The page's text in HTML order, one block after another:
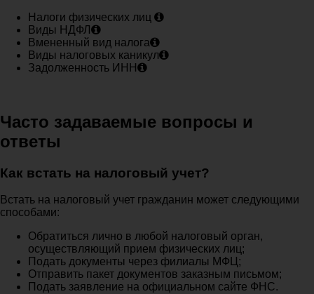
Налоги физических лиц
Виды НДФЛ
Вмененный вид налога
Виды налоговых каникул
Задолженность ИНН
Часто задаваемые вопросы и
ответы
Как встать на налоговый учет?
Встать на налоговый учет гражданин может следующими
способами:
Обратиться лично в любой налоговый орган,
осуществляющий прием физических лиц;
Подать документы через филиалы МФЦ;
Отправить пакет документов заказным письмом;
Подать заявление на официальном сайте ФНС.